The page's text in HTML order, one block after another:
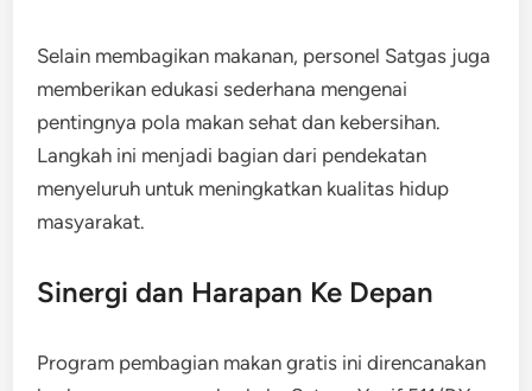
Selain membagikan makanan, personel Satgas juga
memberikan edukasi sederhana mengenai
pentingnya pola makan sehat dan kebersihan.
Langkah ini menjadi bagian dari pendekatan
menyeluruh untuk meningkatkan kualitas hidup
masyarakat.
Sinergi dan Harapan Ke Depan
Program pembagian makan gratis ini direncanakan